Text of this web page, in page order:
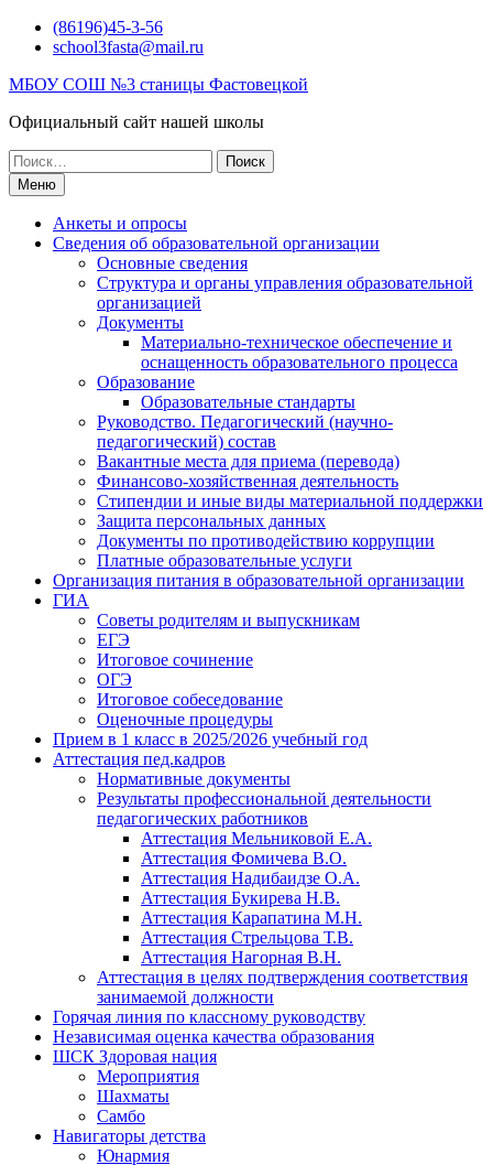
Перейти(86196)45-3-56
school3fasta@mail.ru
МБОУ СОШ №3 станицы Фастовецкой
Официальный сайт нашей школы
Поиск
по:Меню
Анкеты и опросы
Сведения об образовательной организации
Основные сведения
Структура и органы управления образовательной
организацией
Документы
Материально-техническое обеспечение и
оснащенность образовательного процесса
Образование
Образовательные стандарты
Руководство. Педагогический (научно-
педагогический) состав
Вакантные места для приема (перевода)
Финансово-хозяйственная деятельность
Стипендии и иные виды материальной поддержки
Защита персональных данных
Документы по противодействию коррупции
Платные образовательные услуги
Организация питания в образовательной организации
ГИА
Советы родителям и выпускникам
ЕГЭ
Итоговое сочинение
ОГЭ
Итоговое собеседование
Оценочные процедуры
Прием в 1 класс в 2025/2026 учебный год
Аттестация пед.кадров
Нормативные документы
Результаты профессиональной деятельности
педагогических работников
Аттестация Мельниковой Е.А.
Аттестация Фомичева В.О.
Аттестация Надибаидзе О.А.
Аттестация Букирева Н.В.
Аттестация Карапатина М.Н.
Аттестация Стрельцова Т.В.
Аттестация Нагорная В.Н.
Аттестация в целях подтверждения соответствия
занимаемой должности
Горячая линия по классному руководству
Независимая оценка качества образования
ШСК Здоровая нация
Мероприятия
Шахматы
Самбо
Навигаторы детства
Юнармия